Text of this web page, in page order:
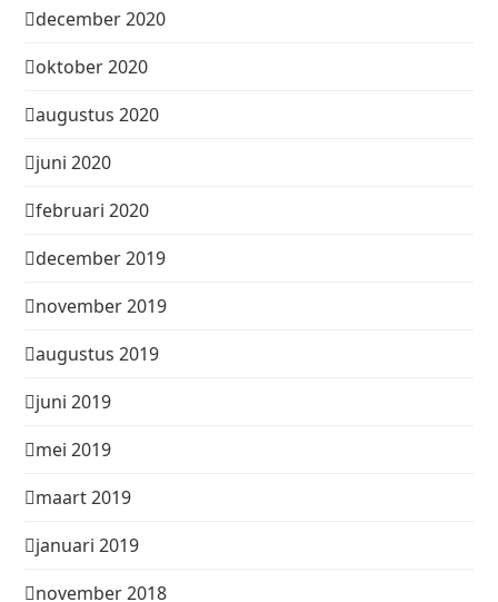
december 2020
oktober 2020
augustus 2020
juni 2020
februari 2020
december 2019
november 2019
augustus 2019
juni 2019
mei 2019
maart 2019
januari 2019
november 2018